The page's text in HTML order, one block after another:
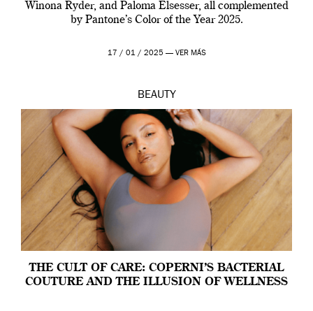
Winona Ryder, and Paloma Elsesser, all complemented
by Pantone’s Color of the Year 2025.
17 / 01 / 2025 — VER MÁS
BEAUTY
THE CULT OF CARE: COPERNI’S BACTERIAL
COUTURE AND THE ILLUSION OF WELLNESS